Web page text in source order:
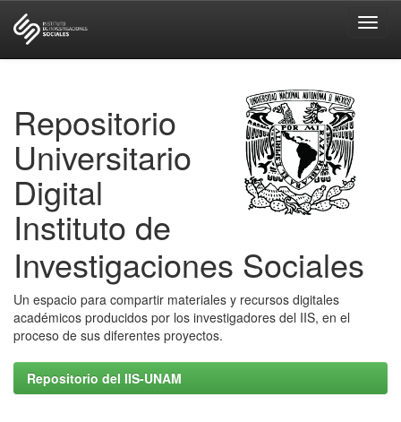
Repositorio
Universitario
Digital
Instituto de
Investigaciones Sociales
Un espacio para compartir materiales y recursos digitales
académicos producidos por los investigadores del IIS, en el
proceso de sus diferentes proyectos.
Repositorio del IIS-UNAM